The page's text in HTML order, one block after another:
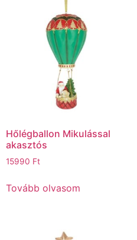
Hőlégballon Mikulással
akasztós
15990 Ft
Tovább olvasom